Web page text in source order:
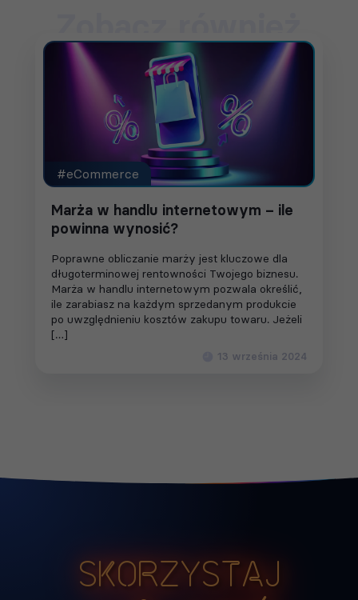
#eCommerce
Marża w handlu internetowym – ile
powinna wynosić?
Poprawne obliczanie marży jest kluczowe dla
długoterminowej rentowności Twojego biznesu.
Marża w handlu internetowym pozwala określić,
ile zarabiasz na każdym sprzedanym produkcie
po uwzględnieniu kosztów zakupu towaru. Jeżeli
[…]
13 września 2024
Skorzystaj